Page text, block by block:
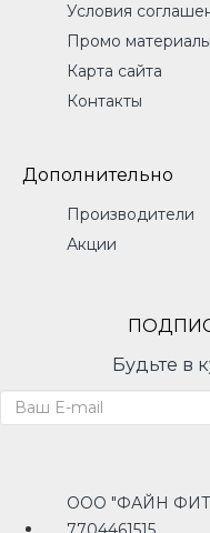
Условия
Промо материалы
Карта сайта
Контакты
Дополнительно
Производители
Акции
Будьте в
ООО "ФАЙН